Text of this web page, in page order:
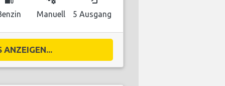
Manuell 5 Ausgang
ANZEIGEN...